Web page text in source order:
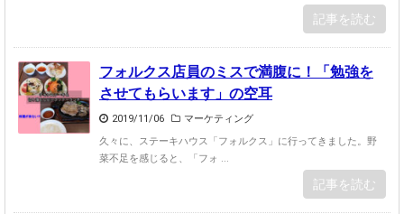
記事を読む
フォルクス店員のミスで満腹に！「勉強を
させてもらいます」の空耳
2019/11/06
マーケティング
久々に、ステーキハウス「フォルクス」に行ってきました。野
菜不足を感じると、「フォ ...
記事を読む